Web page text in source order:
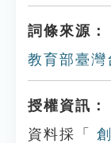
詞條來源：
教育部臺
授權資訊：
資料採「